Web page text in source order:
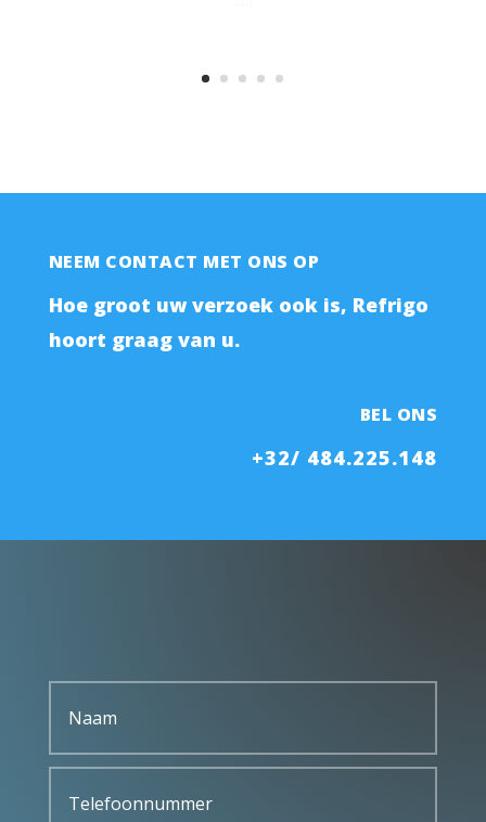
NEEM CONTACT MET ONS OP
Hoe groot uw verzoek ook is, Refrigo
hoort graag van u.
BEL ONS
+32/ 484.225.148